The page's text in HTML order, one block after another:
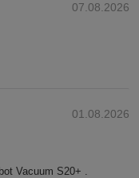
07.08.2026
01.08.2026
Vacuum S20+ .